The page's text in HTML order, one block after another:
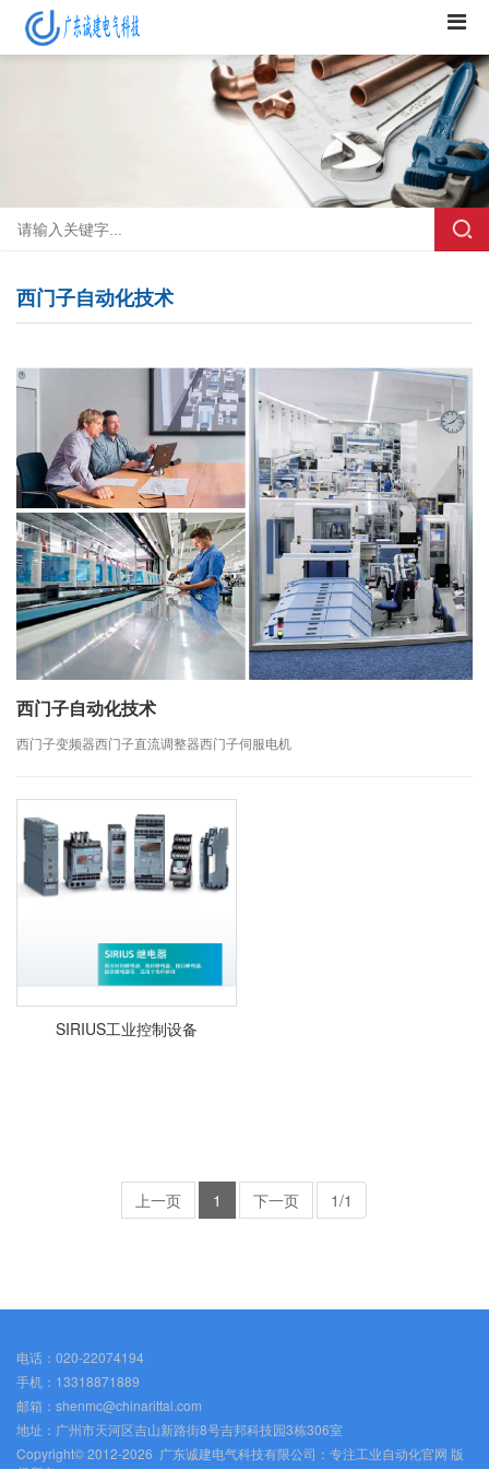
西门子自动化技术
西门子自动化技术
西门子变频器西门子直流调整器西门子伺服电机
SIRIUS工业控制设备
上一页 1 下一页 1/1
电话：020-22074194
手机：13318871889
邮箱：shenmc@chinarittal.com
地址：广州市天河区吉山新路街8号吉邦科技园3栋306室
Copyright© 2012-2026 广东诚建电气科技有限公司：专注工业自动化官网 版